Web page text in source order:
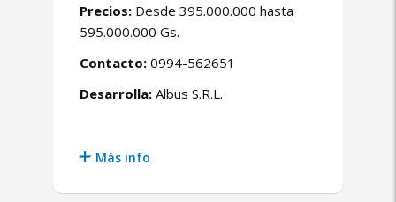
Precios: Desde 395.000.000 hasta
595.000.000 Gs.
Contacto: 0994-562651
Desarrolla: Albus S.R.L.
Más info